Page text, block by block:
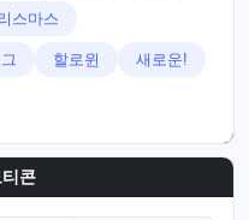
스마스
할로윈 새로운!
콘